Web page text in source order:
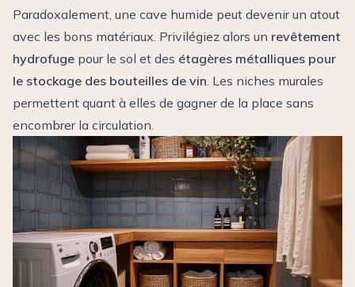
Paradoxalement, une cave humide peut devenir un atout
avec les bons matériaux. Privilégiez alors un revêtement
hydrofuge pour le sol et des étagères métalliques pour
le stockage des bouteilles de vin. Les niches murales
permettent quant à elles de gagner de la place sans
encombrer la circulation.